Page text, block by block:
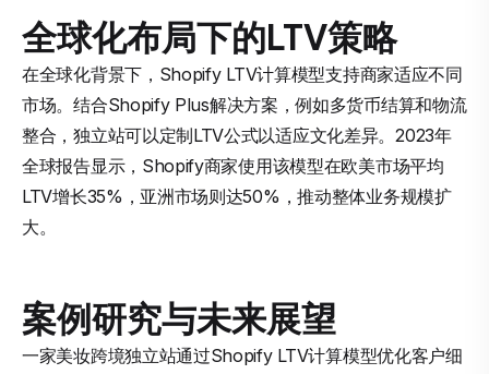
全球化布局下的LTV策略
在全球化背景下，Shopify LTV计算模型支持商家适应不同
市场。结合Shopify Plus解决方案，例如多货币结算和物流
整合，独立站可以定制LTV公式以适应文化差异。2023年
全球报告显示，Shopify商家使用该模型在欧美市场平均
LTV增长35%，亚洲市场则达50%，推动整体业务规模扩
大。
案例研究与未来展望
一家美妆跨境独立站通过Shopify LTV计算模型优化客户细